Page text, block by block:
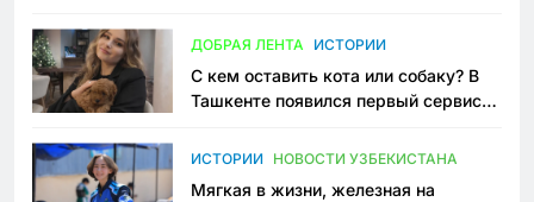
ДОБРАЯ ЛЕНТА ИСТОРИИ
С кем оставить кота или собаку? В
Ташкенте появился первый сервис
ИСТОРИИ НОВОСТИ УЗБЕКИСТАНА
Мягкая в жизни, железная на